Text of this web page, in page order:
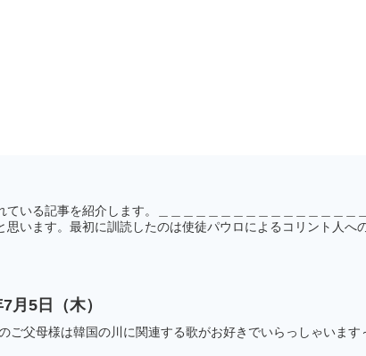
ている記事を紹介します。＿＿＿＿＿＿＿＿＿＿＿＿＿＿＿
思います。最初に訓読したのは使徒パウロによるコリント人へ
月5日（木）
ご父母様は韓国の川に関連する歌がお好きでいらっしゃいま